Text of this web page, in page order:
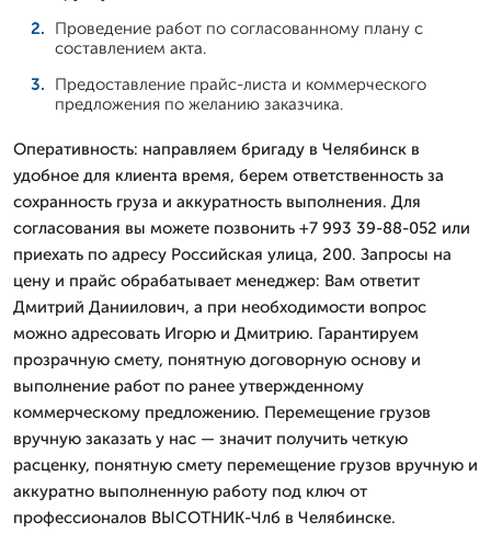
Проведение работ по согласованному плану с
составлением акта.
Предоставление прайс-листа и коммерческого
предложения по желанию заказчика.
Оперативность: направляем бригаду в Челябинск в
удобное для клиента время, берем ответственность за
сохранность груза и аккуратность выполнения. Для
согласования вы можете позвонить +7 993 39-88-052 или
приехать по адресу Российская улица, 200. Запросы на
цену и прайс обрабатывает менеджер: Вам ответит
Дмитpий Даниилович, а при необходимости вопрос
можно адресовать Игорю и Дмитрию. Гарантируем
прозрачную смету, понятную договорную основу и
выполнение работ по ранее утвержденному
коммерческому предложению. Перемещение грузов
вручную заказать у нас — значит получить четкую
расценку, понятную смету перемещение грузов вручную и
аккуратно выполненную работу под ключ от
профессионалов ВЫСОТНИК-Члб в Челябинске.